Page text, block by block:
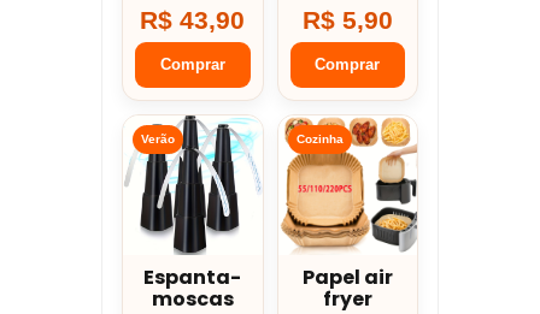
R$ 43,90
Comprar
R$ 5,90
Comprar
Verão
Espanta-
moscas
Cozinha
Papel air
fryer